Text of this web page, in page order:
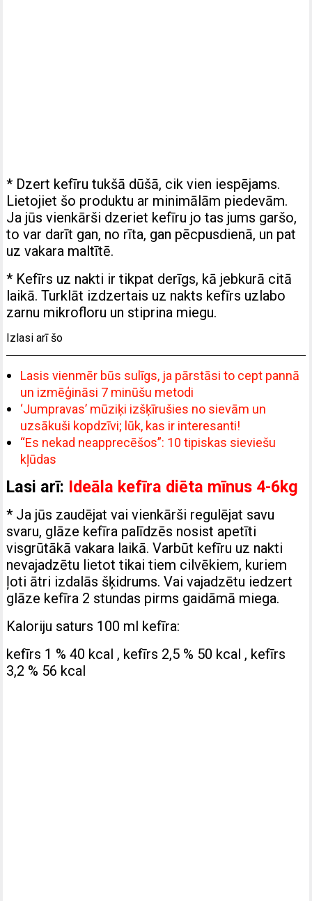
* Dzert kefīru tukšā dūšā, cik vien iespējams.
Lietojiet šo produktu ar minimālām piedevām.
Ja jūs vienkārši dzeriet kefīru jo tas jums garšo,
to var darīt gan, no rīta, gan pēcpusdienā, un pat
uz vakara maltītē.
* Kefīrs uz nakti ir tikpat derīgs, kā jebkurā citā
laikā. Turklāt izdzertais uz nakts kefīrs uzlabo
zarnu mikrofloru un stiprina miegu.
Izlasi arī šo
Lasis vienmēr būs sulīgs, ja pārstāsi to cept pannā
un izmēģināsi 7 minūšu metodi
‘Jumpravas’ mūziķi izšķīrušies no sievām un
uzsākuši kopdzīvi; lūk, kas ir interesanti!
“Es nekad neapprecēšos”: 10 tipiskas sieviešu
kļūdas
Lasi arī: Ideāla kefīra diēta mīnus 4-6kg
* Ja jūs zaudējat vai vienkārši regulējat savu
svaru, glāze kefīra palīdzēs nosist apetīti
visgrūtākā vakara laikā. Varbūt kefīru uz nakti
nevajadzētu lietot tikai tiem cilvēkiem, kuriem
ļoti ātri izdalās šķidrums. Vai vajadzētu iedzert
glāze kefīra 2 stundas pirms gaidāmā miega.
Kaloriju saturs 100 ml kefīra:
kefīrs 1 % 40 kcal , kefīrs 2,5 % 50 kcal , kefīrs
3,2 % 56 kcal